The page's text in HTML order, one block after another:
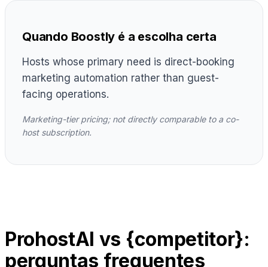
Quando Boostly é a escolha certa
Hosts whose primary need is direct-booking
marketing automation rather than guest-
facing operations.
Marketing-tier pricing; not directly comparable to a co-
host subscription.
ProhostAI vs {competitor}:
perguntas frequentes